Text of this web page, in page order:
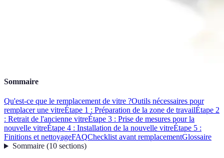
Sommaire
Qu'est-ce que le remplacement de vitre ?Outils nécessaires pour
remplacer une vitreÉtape 1 : Préparation de la zone de travailÉtape 2
: Retrait de l'ancienne vitreÉtape 3 : Prise de mesures pour la
nouvelle vitreÉtape 4 : Installation de la nouvelle vitreÉtape 5 :
Finitions et nettoyageFAQChecklist avant remplacementGlossaire
Sommaire(10 sections)